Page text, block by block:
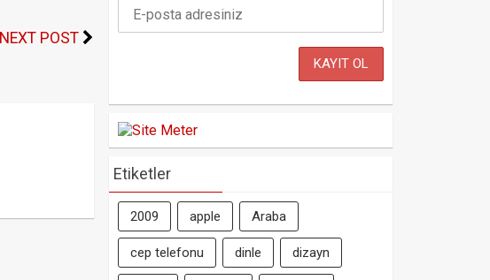
NEXT POST
Etiketler
2009 apple Araba
cep telefonu dinle dizayn